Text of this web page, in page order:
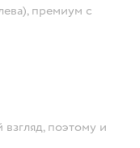
премиум с
поэтому и